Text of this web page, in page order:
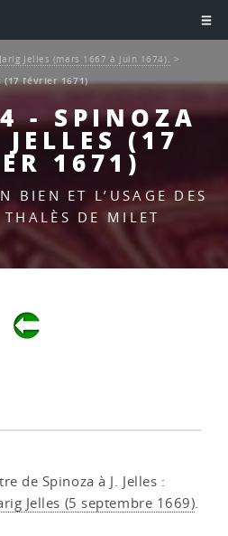
- SPINOZA
(17
1671)
BIEN ET L’USAGE DES
THALÈS DE MILET
Jelles (mars 1667 à juin 1674).
>
(17 février 1671)
de Spinoza à J. Jelles :
Jelles (5 septembre 1669).